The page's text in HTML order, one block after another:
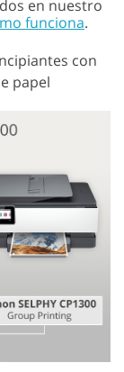
en nuestro
funciona.
con
papel